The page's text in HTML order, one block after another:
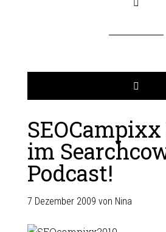
SEOCampixx
im
Podcast!
7 Dezember 2009 von Nina